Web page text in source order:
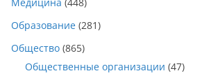
Образование (281)
Общество (865)
Общественные организации (47)